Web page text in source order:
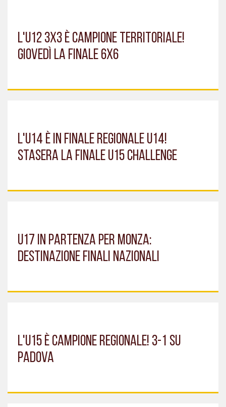
L'U12 3X3 È CAMPIONE TERRITORIALE!
GIOVEDÌ LA FINALE 6X6
L'U14 È IN FINALE REGIONALE U14!
STASERA LA FINALE U15 CHALLENGE
U17 IN PARTENZA PER MONZA:
DESTINAZIONE FINALI NAZIONALI
L'U15 È CAMPIONE REGIONALE! 3-1 SU
PADOVA